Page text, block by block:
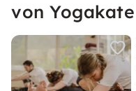
von Yogakate